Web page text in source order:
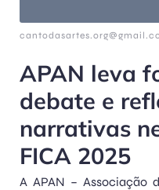
APAN leva
debate e
narrativas
FICA 2025
A APAN – Associação